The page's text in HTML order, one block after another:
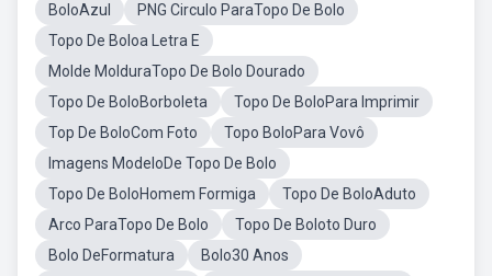
BoloAzul
PNG Circulo ParaTopo De Bolo
Topo De Boloa Letra E
Molde MolduraTopo De Bolo Dourado
Topo De BoloBorboleta
Topo De BoloPara Imprimir
Top De BoloCom Foto
Topo BoloPara Vovô
Imagens ModeloDe Topo De Bolo
Topo De BoloHomem Formiga
Topo De BoloAduto
Arco ParaTopo De Bolo
Topo De Boloto Duro
Bolo DeFormatura
Bolo30 Anos